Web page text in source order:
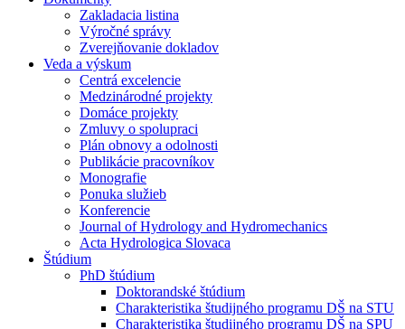
Zakladacia listina
Výročné správy
Zverejňovanie dokladov
Veda a výskum
Centrá excelencie
Medzinárodné projekty
Domáce projekty
Zmluvy o spolupraci
Plán obnovy a odolnosti
Publikácie pracovníkov
Monografie
Ponuka služieb
Konferencie
Journal of Hydrology and Hydromechanics
Acta Hydrologica Slovaca
Štúdium
PhD štúdium
Doktorandské štúdium
Charakteristika študijného programu DŠ na STU
Charakteristika študijného programu DŠ na SPU